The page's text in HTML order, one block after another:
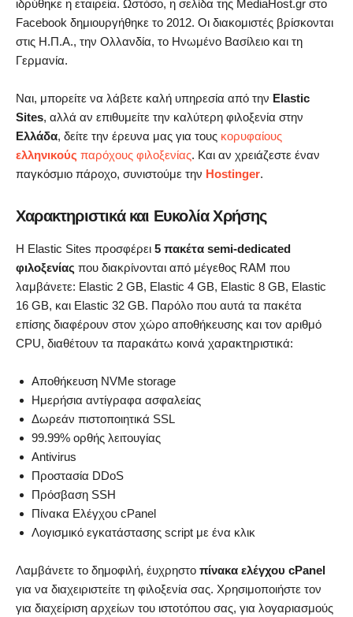
ιδρύθηκε η εταιρεία. Ωστόσο, η σελίδα της MediaHost.gr στο
Facebook δημιουργήθηκε το 2012. Οι διακομιστές βρίσκονται
στις Η.Π.Α., την Ολλανδία, το Ηνωμένο Βασίλειο και τη
Γερμανία.
Ναι, μπορείτε να λάβετε καλή υπηρεσία από την Elastic
Sites, αλλά αν επιθυμείτε την καλύτερη φιλοξενία στην
Ελλάδα, δείτε την έρευνα μας για τους κορυφαίους
ελληνικούς παρόχους φιλοξενίας. Και αν χρειάζεστε έναν
παγκόσμιο πάροχο, συνιστούμε την Hostinger.
Χαρακτηριστικά και Ευκολία Χρήσης
Η Elastic Sites προσφέρει 5 πακέτα semi-dedicated
φιλοξενίας που διακρίνονται από μέγεθος RAM που
λαμβάνετε: Elastic 2 GB, Elastic 4 GB, Elastic 8 GB, Elastic
16 GB, και Elastic 32 GB. Παρόλο που αυτά τα πακέτα
επίσης διαφέρουν στον χώρο αποθήκευσης και τον αριθμό
CPU, διαθέτουν τα παρακάτω κοινά χαρακτηριστικά:
Αποθήκευση NVMe storage
Ημερήσια αντίγραφα ασφαλείας
Δωρεάν πιστοποιητικά SSL
99.99% ορθής λειτουγίας
Antivirus
Προστασία DDoS
Πρόσβαση SSH
Πίνακα Ελέγχου cPanel
Λογισμικό εγκατάστασης script με ένα κλικ
Λαμβάνετε το δημοφιλή, έυχρηστο πίνακα ελέγχου cPanel
για να διαχειριστείτε τη φιλοξενία σας. Χρησιμοποιήστε τον
για διαχείριση αρχείων του ιστοτόπου σας, για λογαριασμούς